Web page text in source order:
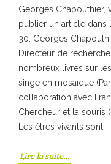
Georges Chapouthier,
publier un article dans
30. Georges
Directeur de
nombreux livres sur
singe en mosaïque
collaboration avec
Chercheur et la souris
Les êtres vivants sont
Lire la suite…